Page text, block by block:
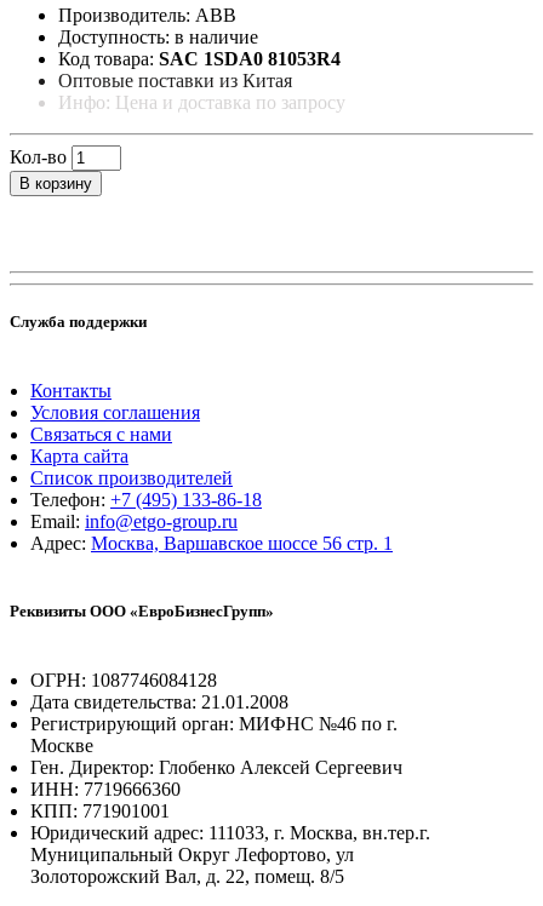
Производитель: ABB
Доступность: в наличие
Код товара: SAC 1SDA0 81053R4
Оптовые поставки из Китая
Инфо: Цена и доставка по запросу
Кол-во
В корзину
Служба поддержки
Контакты
Условия соглашения
Связаться с нами
Карта сайта
Список производителей
Телефон: +7 (495) 133-86-18
Email: info@etgo-group.ru
Адрес: Москва, Варшавское шоссе 56 стр. 1
Реквизиты ООО «ЕвроБизнесГрупп»
ОГРН: 1087746084128
Дата свидетельства: 21.01.2008
Регистрирующий орган: МИФНС №46 по г.
Москве
Ген. Директор: Глобенко Алексей Сергеевич
ИНН: 7719666360
КПП: 771901001
Юридический адрес: 111033, г. Москва, вн.тер.г.
Муниципальный Округ Лефортово, ул
Золоторожский Вал, д. 22, помещ. 8/5